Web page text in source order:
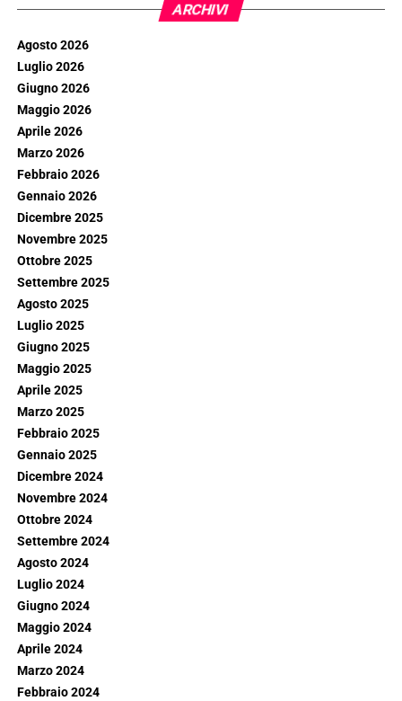
ARCHIVI
Agosto 2026
Luglio 2026
Giugno 2026
Maggio 2026
Aprile 2026
Marzo 2026
Febbraio 2026
Gennaio 2026
Dicembre 2025
Novembre 2025
Ottobre 2025
Settembre 2025
Agosto 2025
Luglio 2025
Giugno 2025
Maggio 2025
Aprile 2025
Marzo 2025
Febbraio 2025
Gennaio 2025
Dicembre 2024
Novembre 2024
Ottobre 2024
Settembre 2024
Agosto 2024
Luglio 2024
Giugno 2024
Maggio 2024
Aprile 2024
Marzo 2024
Febbraio 2024